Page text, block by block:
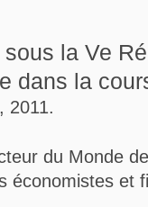
la Ve
dans la
2011.
du Monde
économistes et